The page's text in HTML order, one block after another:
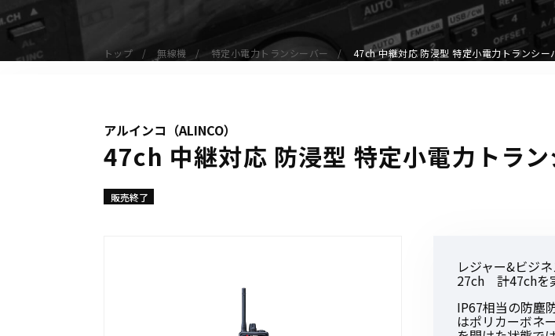
デジタル無線機（登録局）
デジタル無線機（免許局）
受信機（レシーバー）
アマチュア無線機
オーダーコール
オーダーコール
イヤホンマイ
スピーカーマ
イヤホン
ベルトクリ
その他アク
トップ 無線機 特定小電力トランシーバー 47ch 中継対応 防浸型 特定小電力トランシ
アルインコ（ALINCO）
47ch 中継対応 防浸型 特定小電力トラ
販売終了
レジャー&ビジ
27ch 計47chを
IP67相当の防塵
はポリカーボネ